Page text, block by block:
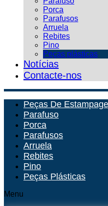
Porca
Parafusos
Arruela
Rebites
Pino
Peças plásticas
Notícias
Contacte-nos
Peças De
Parafuso
Porca
Parafusos
Arruela
Rebites
Pino
Peças Plásticas
Menu